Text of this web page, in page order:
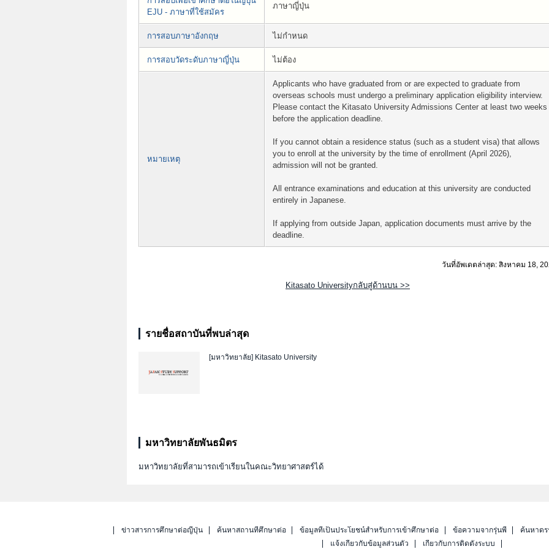
EJU - ภาษาที่ใช้สมัคร
ภาษาญี่ปุ่น
การสอบภาษาอังกฤษ ไม่กำหนด
การสอบวัดระดับภาษาญี่ปุ่น ไม่ต้อง
หมายเหตุ
Applicants who have graduated from or are expected to graduate from
overseas schools must undergo a preliminary application eligibility interview.
Please contact the Kitasato University Admissions Center at least two weeks
before the application deadline.
If you cannot obtain a residence status (such as a student visa) that allows
you to enroll at the university by the time of enrollment (April 2026),
admission will not be granted.
All entrance examinations and education at this university are conducted
entirely in Japanese.
If applying from outside Japan, application documents must arrive by the
deadline.
วันที่อัพเดตล่าสุด: สิงหาคม 18,
Kitasato Universityกลับสู่ด้านบน >>
รายชื่อสถาบันที่พบล่าสุด
[มหาวิทยาลัย] Kitasato University
มหาวิทยาลัยพันธมิตร
มหาวิทยาลัยที่สามารถเข้าเรียนในคณะวิทยาศาสตร์ได้
ข่าวสารการศึกษาต่อญี่ปุ่น ค้นหาสถานที่ศึกษาต่อ ข้อมูลที่เป็นประโยชน์สำหรับการเข้าศึกษาต่อ ข้อความจากรุ่นพี่
ค้นหาด
แจ้งเกี่ยวกับข้อมูลส่วนตัว
เกี่ยวกับการติดตั้งระบบ